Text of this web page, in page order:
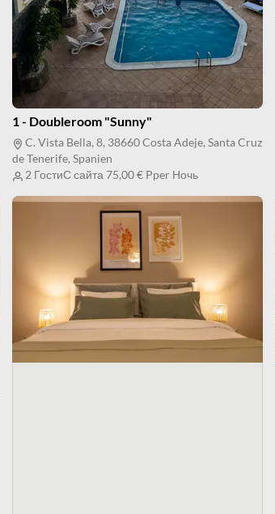
1 - Doubleroom "Sunny"
C. Vista Bella, 8, 38660 Costa Adeje, Santa Cruz
de Tenerife, Spanien
2 ГостиС сайта75,00 € Pper Ночь